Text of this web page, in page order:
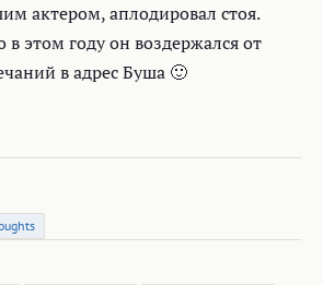
актером, аплодировал стоя.
в этом году он воздержался от
в адрес Буша 🙂